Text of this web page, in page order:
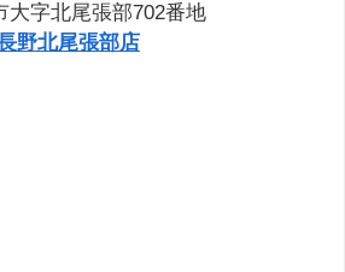
大字北尾張部702番地
野北尾張部店